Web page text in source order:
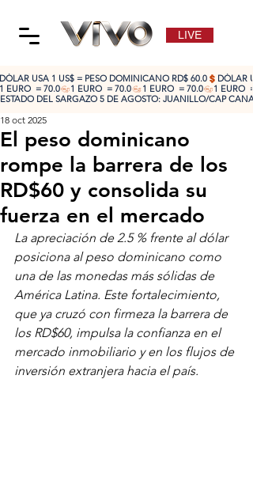
LIVE
ESTADO DEL SARGAZO 5 DE AGOSTO: JUANILLO/CAP
DÓLAR USA 1 US$ = PESO DOMINICANO RD$ 60.0
1 EURO  = 70.0
El peso dominicano
rompe la barrera de los
RD$60 y consolida su
fuerza en el mercado
18 oct 2025
La apreciación de 2.5 % frente al dólar
posiciona al peso dominicano como
una de las monedas más sólidas de
América Latina. Este fortalecimiento,
que ya cruzó con firmeza la barrera de
los RD$60, impulsa la confianza en el
mercado inmobiliario y en los flujos de
inversión extranjera hacia el país.